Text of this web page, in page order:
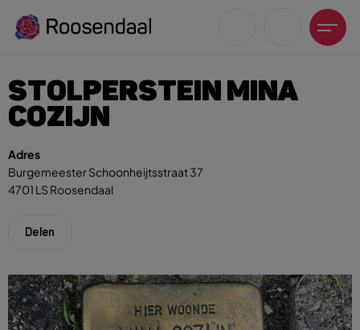
Zoeksuggesties
UITagenda
Wandelen
STOLPERSTEIN MINA
COZIJN
Adres
Burgemeester Schoonheijtsstraat 37
4701 LS Roosendaal
Delen